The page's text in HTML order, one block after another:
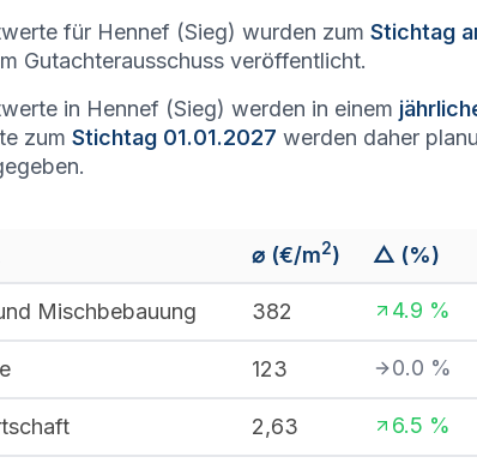
für Hennef (Sieg) wurden zum Stichtag
Gutachterausschuss veröffentlicht.
in Hennef (Sieg) werden in einem
zum Stichtag 01.01.2027 werden daher
⌀ (€/m2) △ (%)
Mischbebauung 382 4.9 %
123 0.0 %
2,63 6.5 %